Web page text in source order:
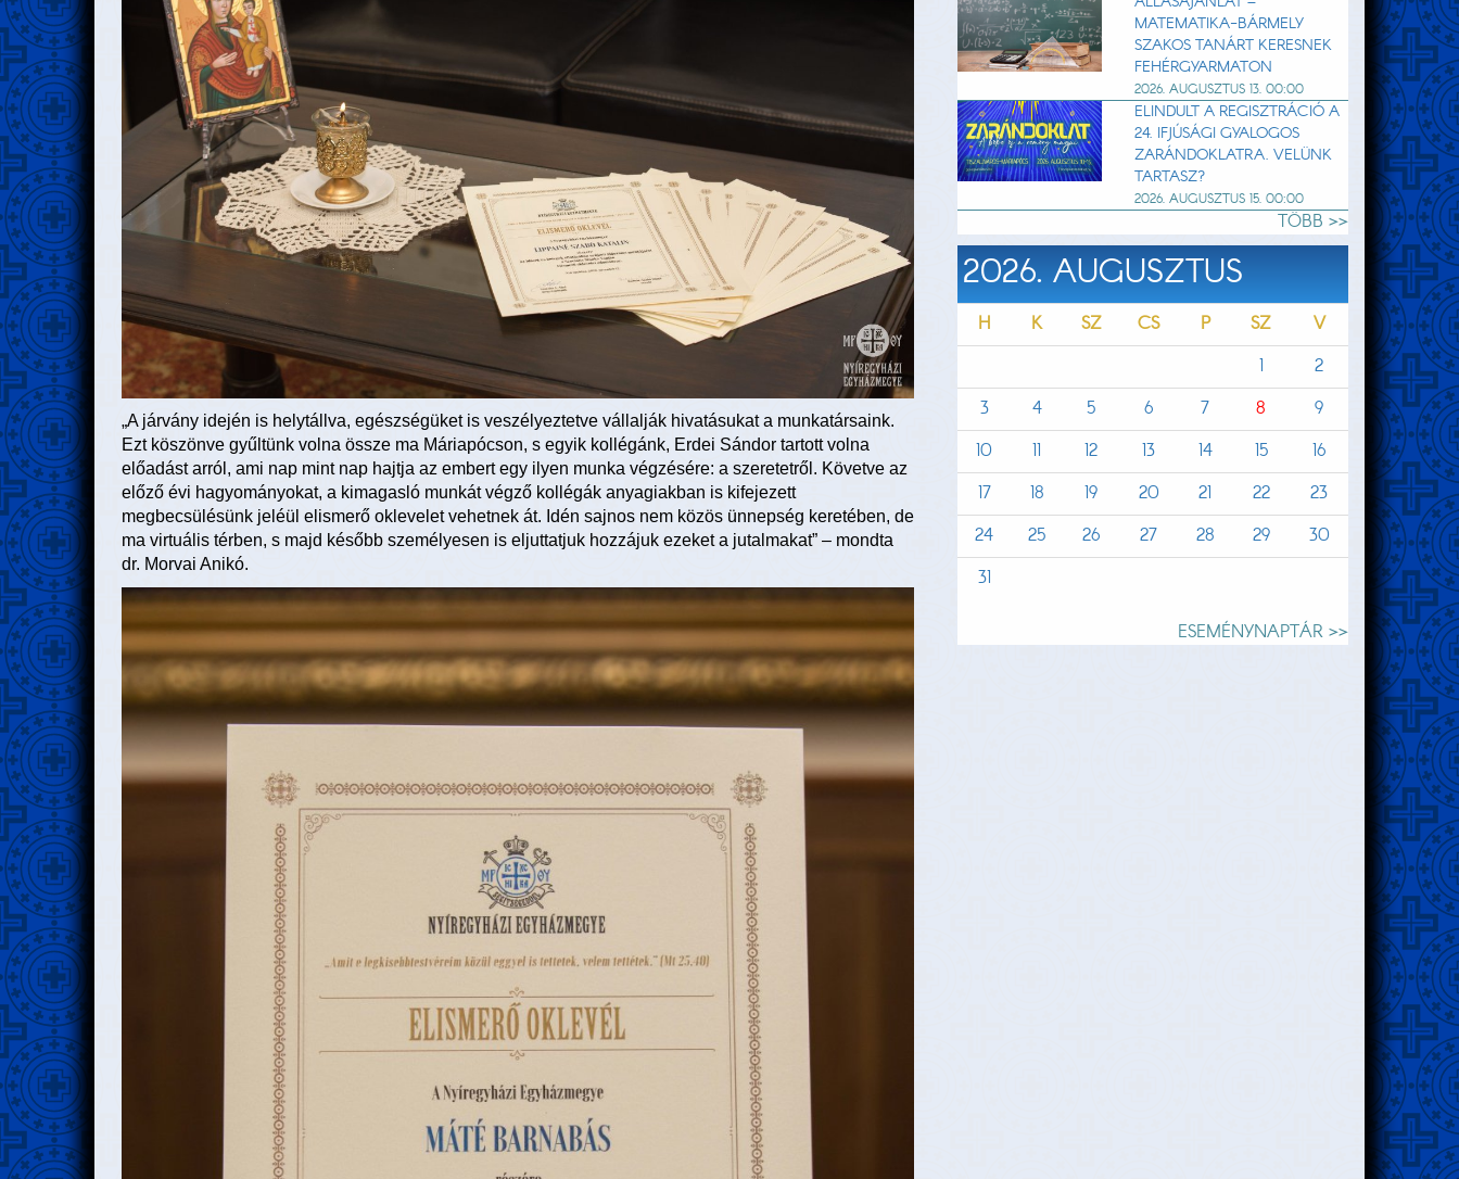
„A járvány idején is helytállva, egészségüket is veszélyeztetve vállalják hivatásukat a munkatársaink.
Ezt köszönve gyűltünk volna össze ma Máriapócson, s egyik kollégánk, Erdei Sándor tartott volna
előadást arról, ami nap mint nap hajtja az embert egy ilyen munka végzésére: a szeretetről. Követve az
előző évi hagyományokat, a kimagasló munkát végző kollégák anyagiakban is kifejezett
megbecsülésünk jeléül elismerő oklevelet vehetnek át. Idén sajnos nem közös ünnepség keretében, de
ma virtuális térben, s majd később személyesen is eljuttatjuk hozzájuk ezeket a jutalmakat” – mondta
dr. Morvai Anikó.
MATEMATIKA-BÁRMELY
SZAKOS TANÁRT KERESNEK
FEHÉRGYARMATON
2026. AUGUSZTUS 13. 00:00
ELINDULT A REGISZTRÁCIÓ A
24. IFJÚSÁGI GYALOGOS
ZARÁNDOKLATRA. VELÜNK
TARTASZ?
2026. AUGUSZTUS 15. 00:00
TÖBB >>
2026. AUGUSZTUS
H K SZ CS P SZ
V
1
2
3
4 5 6 7 8
9
10
11 12 13 14 15
16
17
18 19 20 21 22
23
24
25 26 27 28 29
30
31
ESEMÉNYNAPTÁR >>